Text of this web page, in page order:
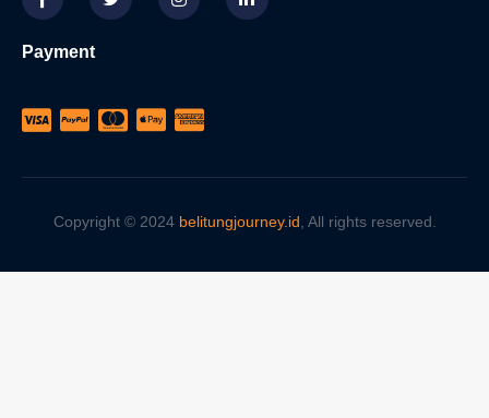
Payment
Copyright © 2024 belitungjourney.id, All rights reserved.